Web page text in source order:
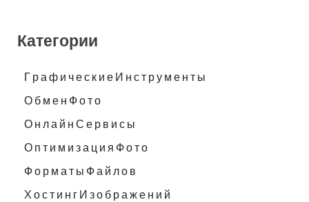
Категории
Г р а ф и ч е с к и е И н с т р у м е н т ы
О б м е н Ф о т о
О н л а й н С е р в и с ы
О п т и м и з а ц и я Ф о т о
Ф о р м а т ы Ф а й л о в
Х о с т и н г И з о б р а ж е н и й